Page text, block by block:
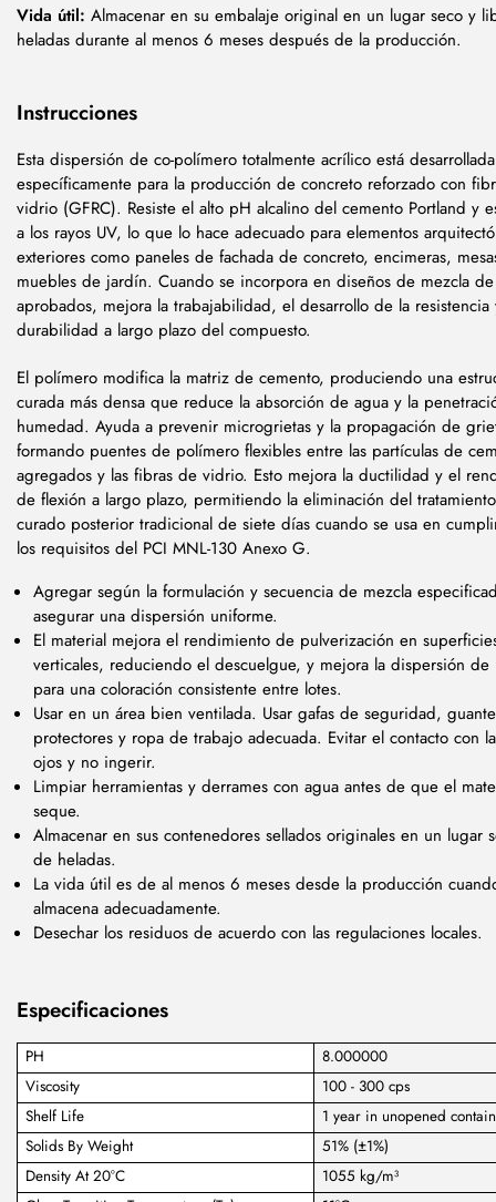
Vida útil: Almacenar en su embalaje original en un lugar seco y
heladas durante al menos 6 meses después de la producción.
Instrucciones
Esta dispersión de co-polímero totalmente acrílico está desarrollada
específicamente para la producción de concreto reforzado con
vidrio (GFRC). Resiste el alto pH alcalino del cemento Portland y
a los rayos UV, lo que lo hace adecuado para elementos
exteriores como paneles de fachada de concreto, encimeras,
muebles de jardín. Cuando se incorpora en diseños de mezcla de
aprobados, mejora la trabajabilidad, el desarrollo de la resistencia
durabilidad a largo plazo del compuesto.
El polímero modifica la matriz de cemento, produciendo una
curada más densa que reduce la absorción de agua y la
humedad. Ayuda a prevenir microgrietas y la propagación de
formando puentes de polímero flexibles entre las partículas de
agregados y las fibras de vidrio. Esto mejora la ductilidad y el
de flexión a largo plazo, permitiendo la eliminación del
curado posterior tradicional de siete días cuando se usa en
los requisitos del PCI MNL-130 Anexo G.
Agregar según la formulación y secuencia de mezcla
asegurar una dispersión uniforme.
El material mejora el rendimiento de pulverización en
verticales, reduciendo el descuelgue, y mejora la dispersión de
para una coloración consistente entre lotes.
Usar en un área bien ventilada. Usar gafas de seguridad,
protectores y ropa de trabajo adecuada. Evitar el contacto con
ojos y no ingerir.
Limpiar herramientas y derrames con agua antes de que el
seque.
Almacenar en sus contenedores sellados originales en un lugar
de heladas.
La vida útil es de al menos 6 meses desde la producción
almacena adecuadamente.
Desechar los residuos de acuerdo con las regulaciones locales.
Especificaciones
PH
8.000000
Viscosity
100 - 300 cps
Shelf Life
1 year in unopened
Solids By Weight
51% (±1%)
Density At 20°C
1055 kg/m³